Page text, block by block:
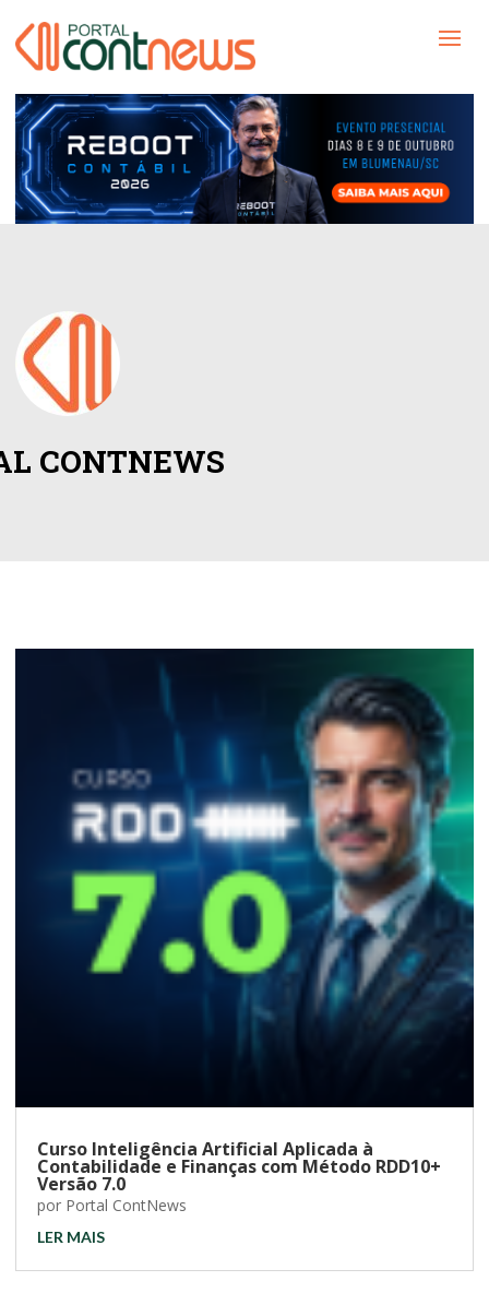
CONTNEWS
Curso Inteligência Artificial Aplicada à
Contabilidade e Finanças com Método RDD10+
Versão 7.0
por Portal ContNews
LER MAIS